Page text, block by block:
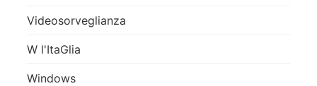
Videosorveglianza
W l'ItaGlia
Windows